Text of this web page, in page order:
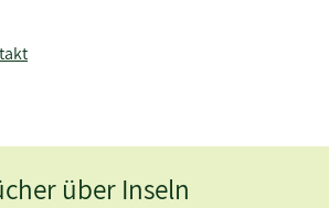
Karin Slaughter